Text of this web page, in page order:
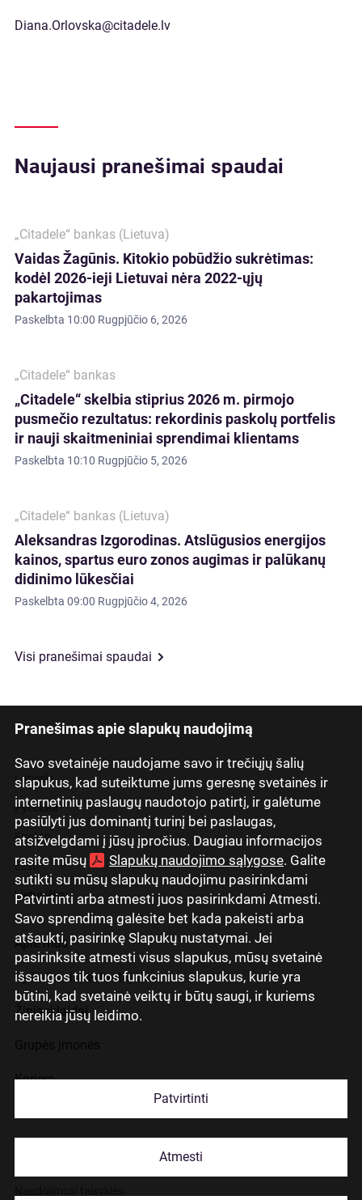
Pranešimas apie slapukų naudojimą
Savo svetainėje naudojame savo ir trečiųjų šalių
slapukus, kad suteiktume jums geresnę svetainės ir
internetinių paslaugų naudotojo patirtį, ir galėtume
pasiūlyti jus dominantį turinį bei paslaugas,
atsižvelgdami į jūsų įpročius. Daugiau informacijos
rasite mūsų
Slapukų naudojimo sąlygose. Galite
sutikti su mūsų slapukų naudojimu pasirinkdami
Patvirtinti arba atmesti juos pasirinkdami Atmesti.
Savo sprendimą galėsite bet kada pakeisti arba
atšaukti, pasirinkę Slapukų nustatymai. Jei
pasirinksite atmesti visus slapukus, mūsų svetainė
išsaugos tik tuos funkcinius slapukus, kurie yra
būtini, kad svetainė veiktų ir būtų saugi, ir kuriems
nereikia jūsų leidimo.
Patvirtinti
Atmesti
Diana.Orlovska@citadele.lv
Naujausi pranešimai spaudai
„Citadele“ bankas (Lietuva)
Vaidas Žagūnis. Kitokio pobūdžio sukrėtimas:
kodėl 2026-ieji Lietuvai nėra 2022-ųjų
pakartojimas
Paskelbta 10:00 Rugpjūčio 6, 2026
„Citadele“ bankas
„Citadele“ skelbia stiprius 2026 m. pirmojo
pusmečio rezultatus: rekordinis paskolų portfelis
ir nauji skaitmeniniai sprendimai klientams
Paskelbta 10:10 Rugpjūčio 5, 2026
„Citadele“ bankas (Lietuva)
Aleksandras Izgorodinas. Atslūgusios energijos
kainos, spartus euro zonos augimas ir palūkanų
didinimo lūkesčiai
Paskelbta 09:00 Rugpjūčio 4, 2026
Visi pranešimai spaudai
Latviski
Русский
English
Eesti
Lietuviškai
Apie mus
Ryšiai su investuotojais
Žiniasklaidai
Karjera